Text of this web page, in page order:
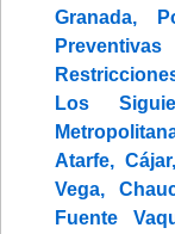
Granada,
Los
Atarfe,
Vega,
Fuente